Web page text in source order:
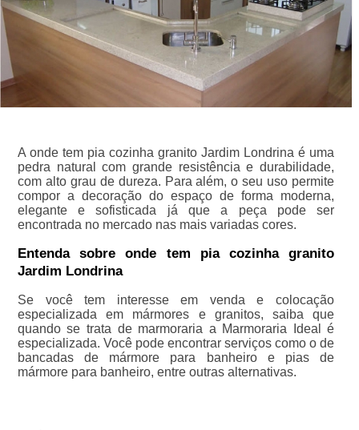
A onde tem pia cozinha granito Jardim Londrina é uma
pedra natural com grande resistência e durabilidade,
com alto grau de dureza. Para além, o seu uso permite
compor a decoração do espaço de forma moderna,
elegante e sofisticada já que a peça pode ser
encontrada no mercado nas mais variadas cores.
Entenda sobre onde tem pia cozinha granito
Jardim Londrina
Se você tem interesse em venda e colocação
especializada em mármores e granitos, saiba que
quando se trata de marmoraria a Marmoraria Ideal é
especializada. Você pode encontrar serviços como o de
bancadas de mármore para banheiro e pias de
mármore para banheiro, entre outras alternativas.